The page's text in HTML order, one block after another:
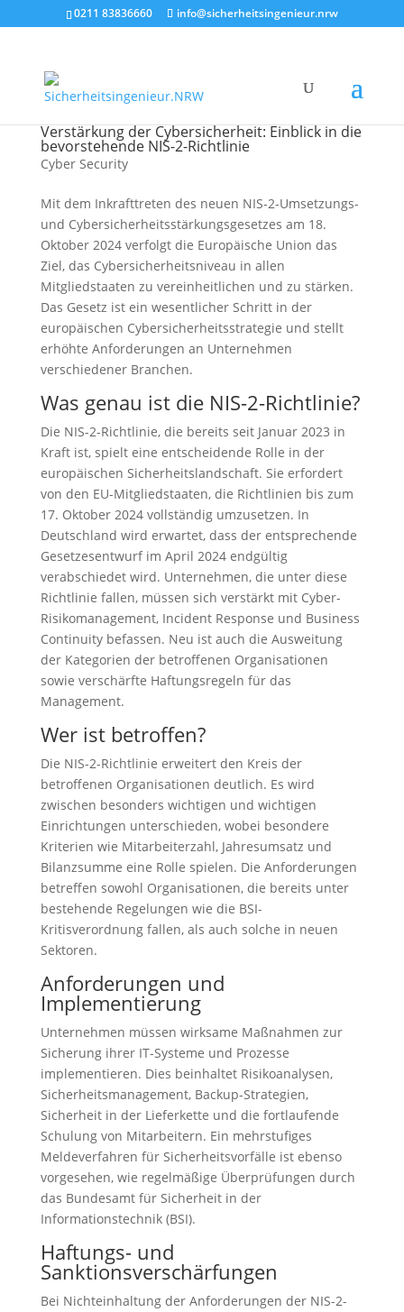
0211 83836660 info@sicherheitsingenieur.nrw
Verstärkung der Cybersicherheit: Einblick in die
bevorstehende NIS-2-Richtlinie
Cyber Security
Mit dem Inkrafttreten des neuen NIS-2-Umsetzungs-
und Cybersicherheitsstärkungsgesetzes am 18.
Oktober 2024 verfolgt die Europäische Union das
Ziel, das Cybersicherheitsniveau in allen
Mitgliedstaaten zu vereinheitlichen und zu stärken.
Das Gesetz ist ein wesentlicher Schritt in der
europäischen Cybersicherheitsstrategie und stellt
erhöhte Anforderungen an Unternehmen
verschiedener Branchen.
Was genau ist die NIS-2-Richtlinie?
Die NIS-2-Richtlinie, die bereits seit Januar 2023 in
Kraft ist, spielt eine entscheidende Rolle in der
europäischen Sicherheitslandschaft. Sie erfordert
von den EU-Mitgliedstaaten, die Richtlinien bis zum
17. Oktober 2024 vollständig umzusetzen. In
Deutschland wird erwartet, dass der entsprechende
Gesetzesentwurf im April 2024 endgültig
verabschiedet wird. Unternehmen, die unter diese
Richtlinie fallen, müssen sich verstärkt mit Cyber-
Risikomanagement, Incident Response und Business
Continuity befassen. Neu ist auch die Ausweitung
der Kategorien der betroffenen Organisationen
sowie verschärfte Haftungsregeln für das
Management.
Wer ist betroffen?
Die NIS-2-Richtlinie erweitert den Kreis der
betroffenen Organisationen deutlich. Es wird
zwischen besonders wichtigen und wichtigen
Einrichtungen unterschieden, wobei besondere
Kriterien wie Mitarbeiterzahl, Jahresumsatz und
Bilanzsumme eine Rolle spielen. Die Anforderungen
betreffen sowohl Organisationen, die bereits unter
bestehende Regelungen wie die BSI-
Kritisverordnung fallen, als auch solche in neuen
Sektoren.
Anforderungen und
Implementierung
Unternehmen müssen wirksame Maßnahmen zur
Sicherung ihrer IT-Systeme und Prozesse
implementieren. Dies beinhaltet Risikoanalysen,
Sicherheitsmanagement, Backup-Strategien,
Sicherheit in der Lieferkette und die fortlaufende
Schulung von Mitarbeitern. Ein mehrstufiges
Meldeverfahren für Sicherheitsvorfälle ist ebenso
vorgesehen, wie regelmäßige Überprüfungen durch
das Bundesamt für Sicherheit in der
Informationstechnik (BSI).
Haftungs- und
Sanktionsverschärfungen
Bei Nichteinhaltung der Anforderungen der NIS-2-